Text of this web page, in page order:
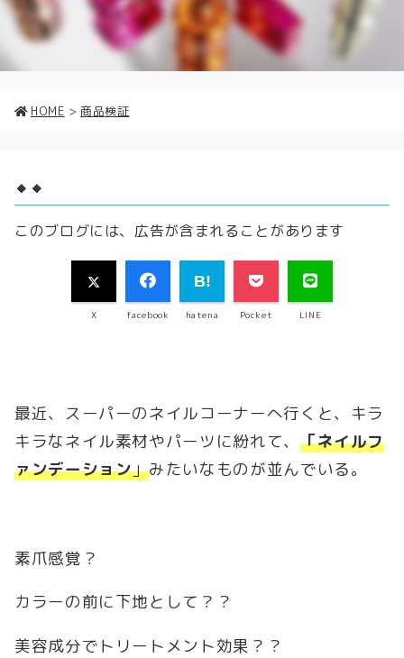
HOME > 商品検証
🔸🔸
このブログには、広告が含まれることがあります
X facebook hatena Pocket LINE
最近、スーパーのネイルコーナーへ行くと、キラ
キラなネイル素材やパーツに紛れて、 「ネイルフ
ァンデーション」みたいなものが並んでいる。
素爪感覚？
カラーの前に下地として？？
美容成分でトリートメント効果？？